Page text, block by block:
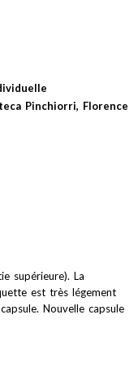
Pinchiorri, Florence
supérieure). La
est très légement
Nouvelle capsule